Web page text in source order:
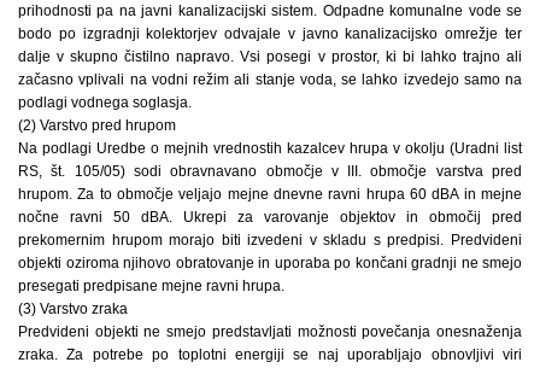
prihodnosti pa na javni kanalizacijski sistem. Odpadne komunalne vode se
bodo po izgradnji kolektorjev odvajale v javno kanalizacijsko omrežje ter
dalje v skupno čistilno napravo. Vsi posegi v prostor, ki bi lahko trajno ali
začasno vplivali na vodni režim ali stanje voda, se lahko izvedejo samo na
podlagi vodnega soglasja.
(2) Varstvo pred hrupom
Na podlagi Uredbe o mejnih vrednostih kazalcev hrupa v okolju (Uradni list
RS, št. 105/05) sodi obravnavano območje v III. območje varstva pred
hrupom. Za to območje veljajo mejne dnevne ravni hrupa 60 dBA in mejne
nočne ravni 50 dBA. Ukrepi za varovanje objektov in območij pred
prekomernim hrupom morajo biti izvedeni v skladu s predpisi. Predvideni
objekti oziroma njihovo obratovanje in uporaba po končani gradnji ne smejo
presegati predpisane mejne ravni hrupa.
(3) Varstvo zraka
Predvideni objekti ne smejo predstavljati možnosti povečanja onesnaženja
zraka. Za potrebe po toplotni energiji se naj uporabljajo obnovljivi viri